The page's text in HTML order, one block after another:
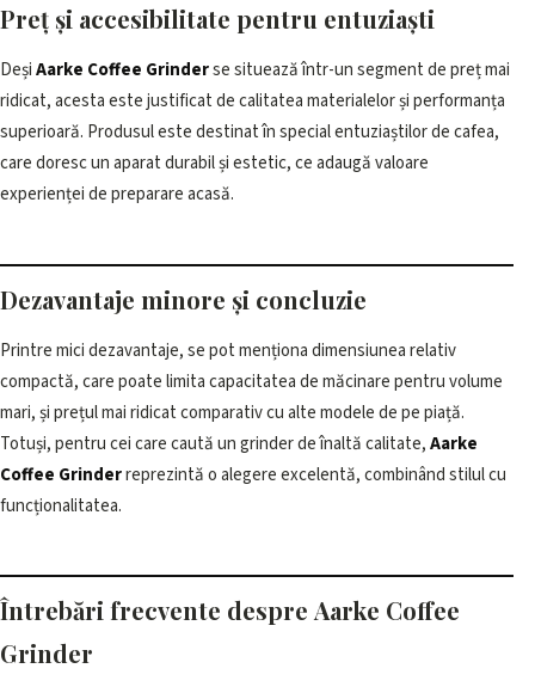
Preț și accesibilitate pentru entuziaști
DeșiAarke Coffee Grinderse situează într-un segment de preț mai
ridicat, acesta este justificat de calitatea materialelor și performanța
superioară. Produsul este destinat în special entuziaștilor de cafea,
care doresc un aparat durabil și estetic, ce adaugă valoare
experienței de preparare acasă.
Dezavantaje minore și concluzie
Printre mici dezavantaje, se pot menționa dimensiunea relativ
compactă, care poate limita capacitatea de măcinare pentru volume
mari, și prețul mai ridicat comparativ cu alte modele de pe piață.
Totuși, pentru cei care caută un grinder de înaltă calitate,Aarke
Coffee Grinderreprezintă o alegere excelentă, combinând stilul cu
funcționalitatea.
Întrebări frecvente despre Aarke Coffee
Grinder